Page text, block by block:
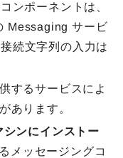
ンポーネントは、
Messaging サービ
続文字列の入力は
するサービスによ
あります。
ンにインストー
メッセージングコ